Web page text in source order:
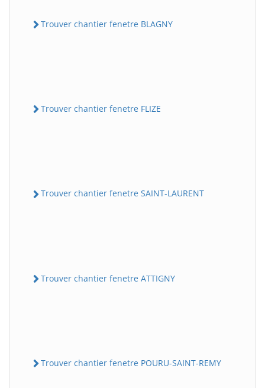
Trouver chantier fenetre BLAGNY
Trouver chantier fenetre FLIZE
Trouver chantier fenetre SAINT-LAURENT
Trouver chantier fenetre ATTIGNY
Trouver chantier fenetre POURU-SAINT-REMY